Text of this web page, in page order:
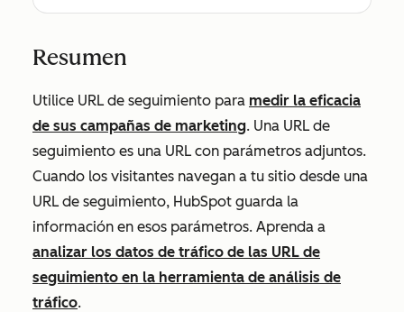
Resumen
Utilice URL de seguimiento para medir la eficacia
de sus campañas de marketing. Una URL de
seguimiento es una URL con parámetros adjuntos.
Cuando los visitantes navegan a tu sitio desde una
URL de seguimiento, HubSpot guarda la
información en esos parámetros. Aprenda a
analizar los datos de tráfico de las URL de
seguimiento en la herramienta de análisis de
tráfico.